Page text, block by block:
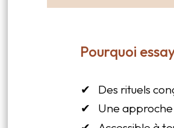
Pourquoi
Des rituels
Une